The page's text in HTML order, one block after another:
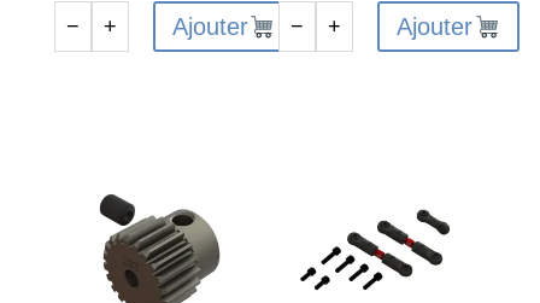
Carrosserie
MOJAVE
GROM
− + Ajouter
(Blue)
− + Ajouter